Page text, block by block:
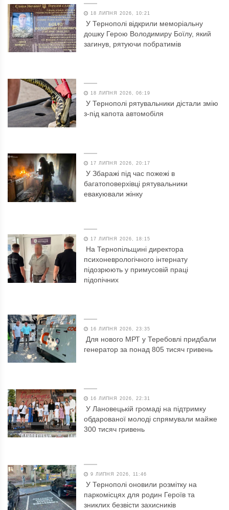
18 ЛИПНЯ 2026, 10:21
У Тернополі відкрили меморіальну
дошку Герою Володимиру Боїлу, який
загинув, рятуючи побратимів
18 ЛИПНЯ 2026, 06:19
У Тернополі рятувальники дістали змію
з-під капота автомобіля
17 ЛИПНЯ 2026, 20:17
У Збаражі під час пожежі в
багатоповерхівці рятувальники
евакуювали жінку
17 ЛИПНЯ 2026, 18:15
На Тернопільщині директора
психоневрологічного інтернату
підозрюють у примусовій праці
підопічних
16 ЛИПНЯ 2026, 23:35
Для нового МРТ у Теребовлі придбали
генератор за понад 805 тисяч гривень
16 ЛИПНЯ 2026, 22:31
У Лановецькій громаді на підтримку
обдарованої молоді спрямували майже
300 тисяч гривень
9 ЛИПНЯ 2026, 11:46
У Тернополі оновили розмітку на
паркомісцях для родин Героїв та
зниклих безвісти захисників